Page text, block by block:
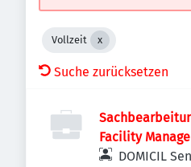
Vollzeit
Suche zurücksetzen
Facility
DOMICIL